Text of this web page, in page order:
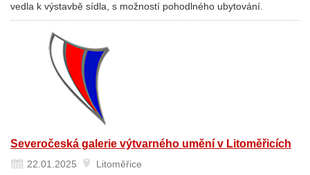
vedla k výstavbě sídla, s možností pohodlného ubytování.
Severočeská galerie výtvarného umění v Litoměřicích
22.01.2025
Litoměřice